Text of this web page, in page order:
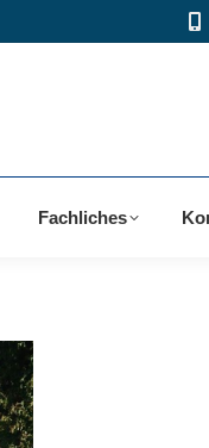
Fachliches